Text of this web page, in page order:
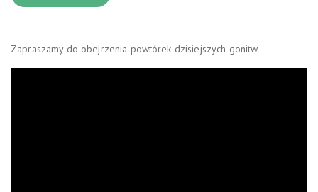
Zapraszamy do obejrzenia powtórek dzisiejszych gonitw.